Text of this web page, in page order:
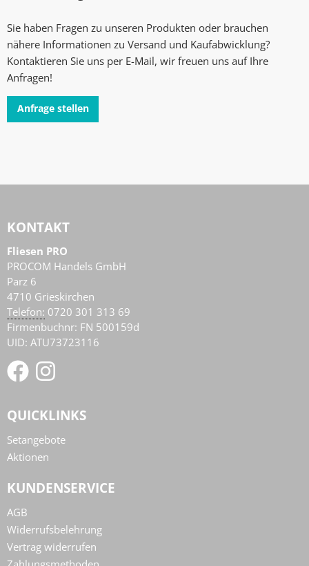
Sie haben Fragen zu unseren Produkten oder brauchen
nähere Informationen zu Versand und Kaufabwicklung?
Kontaktieren Sie uns per E-Mail, wir freuen uns auf Ihre
Anfragen!
Anfrage stellen
KONTAKT
Fliesen PRO
PROCOM Handels GmbH
Parz 6
4710 Grieskirchen
AT
Telefon: 0720 301 313 69
Firmenbuchnr: FN 500159d
UID: ATU73723116
QUICKLINKS
Setangebote
Aktionen
KUNDENSERVICE
AGB
Widerrufsbelehrung
Vertrag widerrufen